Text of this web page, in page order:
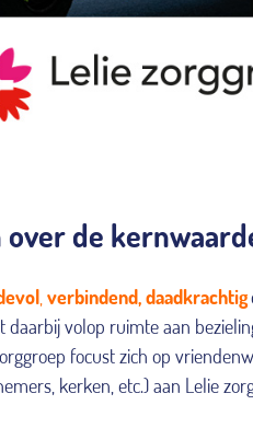
de
, verbindend, daadkrachtig
volop ruimte aan
focust zich op
kerken, etc.) aan Lelie